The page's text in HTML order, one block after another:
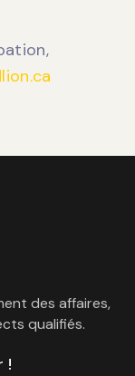
des affaires,
qualifiés.
!